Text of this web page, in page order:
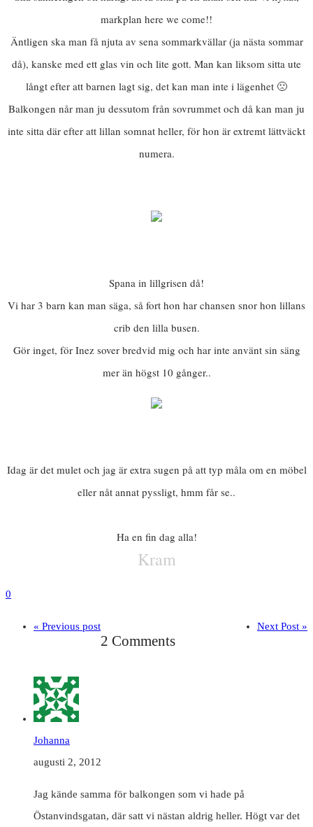
markplan here we come!!
Äntligen ska man få njuta av sena sommarkvällar (ja nästa sommar
då), kanske med ett glas vin och lite gott. Man kan liksom sitta ute
långt efter att barnen lagt sig, det kan man inte i lägenhet 🙁
Balkongen når man ju dessutom från sovrummet och då kan man ju
inte sitta där efter att lillan somnat heller, för hon är extremt lättväckt
numera.
Spana in lillgrisen då!
Vi har 3 barn kan man säga, så fort hon har chansen snor hon lillans
crib den lilla busen.
Gör inget, för Inez sover bredvid mig och har inte använt sin säng
mer än högst 10 gånger..
Idag är det mulet och jag är extra sugen på att typ måla om en möbel
eller nåt annat pyssligt, hmm får se..
Ha en fin dag alla!
Kram
0
« Previous post Next Post »
2 Comments
Johanna
augusti 2, 2012
Jag kände samma för balkongen som vi hade på
Östanvindsgatan, där satt vi nästan aldrig heller. Högt var det